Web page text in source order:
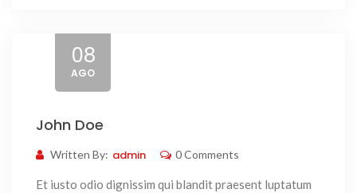
08
AGO
John Doe
Written By: admin 0 Comments
Et iusto odio dignissim qui blandit praesent luptatum